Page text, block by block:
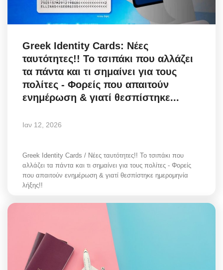
Greek Identity Cards: Νέες
ταυτότητες!! Το τσιπάκι που αλλάζει
τα πάντα και τι σημαίνει για τους
πολίτες - Φορείς που απαιτούν
ενημέρωση & γιατί θεσπίστηκε...
Ιαν 12, 2026
Greek Identity Cards / Νέες ταυτότητες!! Το τσιπάκι που
αλλάζει τα πάντα και τι σημαίνει για τους πολίτες - Φορείς
που απαιτούν ενημέρωση & γιατί θεσπίστηκε ημερομηνία
λήξης!!